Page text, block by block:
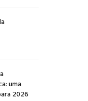
uma
2026